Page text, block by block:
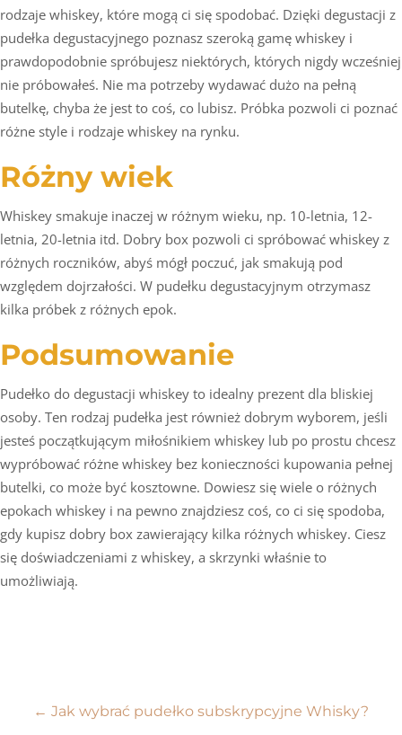
rodzaje whiskey, które mogą ci się spodobać. Dzięki degustacji z
pudełka degustacyjnego poznasz szeroką gamę whiskey i
prawdopodobnie spróbujesz niektórych, których nigdy wcześniej
nie próbowałeś. Nie ma potrzeby wydawać dużo na pełną
butelkę, chyba że jest to coś, co lubisz. Próbka pozwoli ci poznać
różne style i rodzaje whiskey na rynku.
Różny wiek
Whiskey smakuje inaczej w różnym wieku, np. 10-letnia, 12-
letnia, 20-letnia itd. Dobry box pozwoli ci spróbować whiskey z
różnych roczników, abyś mógł poczuć, jak smakują pod
względem dojrzałości. W pudełku degustacyjnym otrzymasz
kilka próbek z różnych epok.
Podsumowanie
Pudełko do degustacji whiskey to idealny prezent dla bliskiej
osoby. Ten rodzaj pudełka jest również dobrym wyborem, jeśli
jesteś początkującym miłośnikiem whiskey lub po prostu chcesz
wypróbować różne whiskey bez konieczności kupowania pełnej
butelki, co może być kosztowne. Dowiesz się wiele o różnych
epokach whiskey i na pewno znajdziesz coś, co ci się spodoba,
gdy kupisz dobry box zawierający kilka różnych whiskey. Ciesz
się doświadczeniami z whiskey, a skrzynki właśnie to
umożliwiają.
Nawigacja
← Jak wybrać pudełko subskrypcyjne Whisky?